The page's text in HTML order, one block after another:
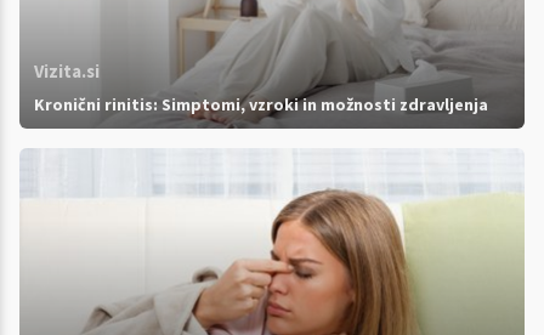
Vizita.si
Kronični rinitis: Simptomi, vzroki in možnosti zdravljenja